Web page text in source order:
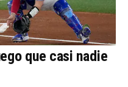
que casi nadie